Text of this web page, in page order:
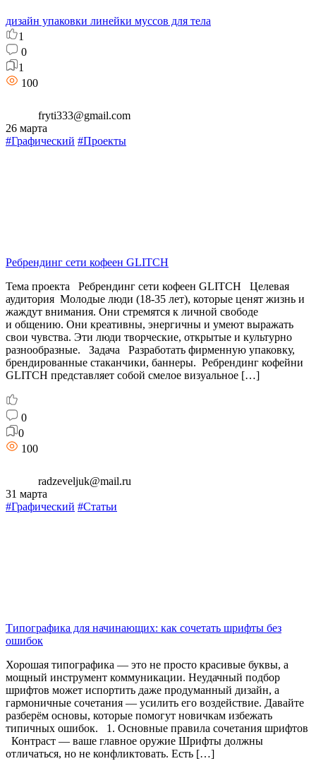
дизайн упаковки линейки муссов для тела
1
0
1
100
fryti333@gmail.com
26 марта
#Графический #Проекты
Ребрендинг сети кофеен GLITCH
Тема проекта Ребрендинг сети кофеен GLITCH Целевая
аудитория Молодые люди (18-35 лет), которые ценят жизнь и
жаждут внимания. Они стремятся к личной свободе
и общению. Они креативны, энергичны и умеют выражать
свои чувства. Эти люди творческие, открытые и культурно
разнообразные. Задача Разработать фирменную упаковку,
брендированные стаканчики, баннеры. Ребрендинг кофейни
GLITCH представляет собой смелое визуальное […]
0
0
100
radzeveljuk@mail.ru
31 марта
#Графический #Статьи
Типографика для начинающих: как сочетать шрифты без
ошибок
Хорошая типографика — это не просто красивые буквы, а
мощный инструмент коммуникации. Неудачный подбор
шрифтов может испортить даже продуманный дизайн, а
гармоничные сочетания — усилить его воздействие. Давайте
разберём основы, которые помогут новичкам избежать
типичных ошибок. 1. Основные правила сочетания шрифтов
Контраст — ваше главное оружие Шрифты должны
отличаться, но не конфликтовать. Есть […]